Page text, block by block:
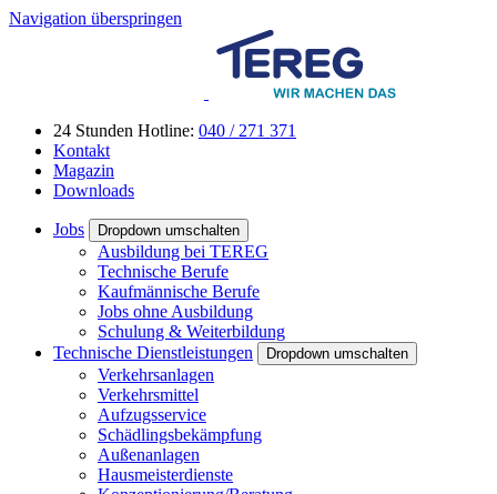
Navigation überspringen
24 Stunden Hotline: 040 / 271 371
Kontakt
Magazin
Downloads
Jobs Dropdown umschalten
Ausbildung bei TEREG
Technische Berufe
Kaufmännische Berufe
Jobs ohne Ausbildung
Schulung & Weiterbildung
Technische Dienstleistungen
Dropdown umschalten
Verkehrsanlagen
Verkehrsmittel
Aufzugsservice
Schädlingsbekämpfung
Außenanlagen
Hausmeisterdienste